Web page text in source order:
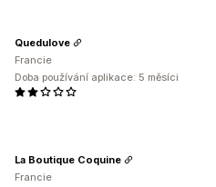
Quedulove
Francie
Doba používání aplikace: 5 měsíci
La Boutique Coquine
Francie